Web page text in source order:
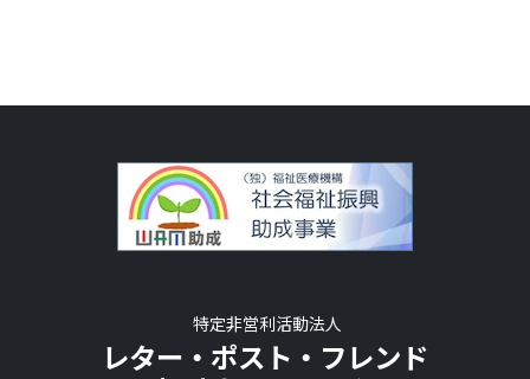
特定非営利活動法人
レター・ポスト・フレンド